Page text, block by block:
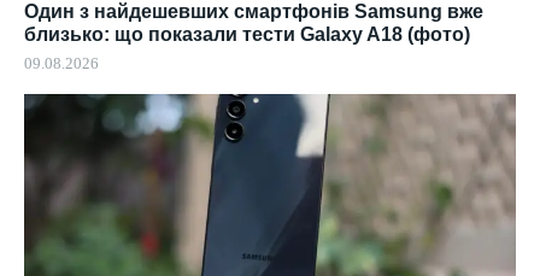
Один з найдешевших смартфонів Samsung вже
близько: що показали тести Galaxy A18 (фото)
09.08.2026